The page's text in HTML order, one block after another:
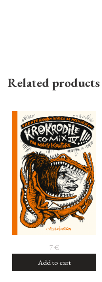
Related products
7€
Add to cart